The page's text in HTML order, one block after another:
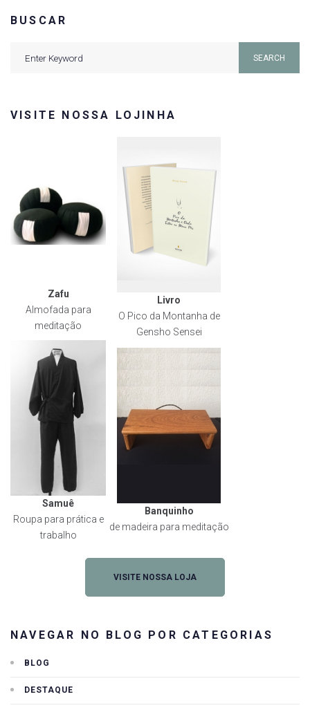
BUSCAR
SEARCH
VISITE NOSSA LOJINHA
Zafu
Almofada para
meditação
Livro
O Pico da Montanha de
Gensho Sensei
Samuê
Roupa para prática e
trabalho
Banquinho
de madeira para meditação
VISITE NOSSA LOJA
NAVEGAR NO BLOG POR CATEGORIAS
BLOG
DESTAQUE